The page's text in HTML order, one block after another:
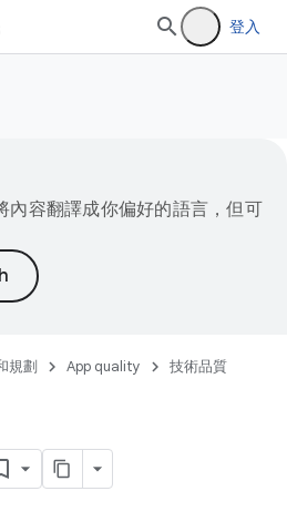
登入
容翻譯成你偏好的語言，但可
規劃 App quality 技術品質